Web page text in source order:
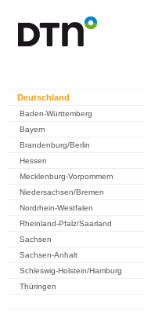
Deutschland
Baden-Württemberg
Bayern
Brandenburg/Berlin
Hessen
Mecklenburg-Vorpommern
Niedersachsen/Bremen
Nordrhein-Westfalen
Rheinland-Pfalz/Saarland
Sachsen
Sachsen-Anhalt
Schleswig-Holstein/Hamburg
Thüringen